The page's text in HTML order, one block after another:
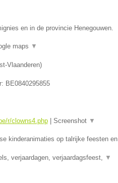
en in de provincie Henegouwen.
maps ▼
Vlaanderen)
BE0840295855
r/clowns4.php| Screenshot ▼
kinderanimaties op talrijke feesten en
verjaardagen, verjaardagsfeest, ▼